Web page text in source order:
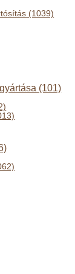
(1039)
(101)